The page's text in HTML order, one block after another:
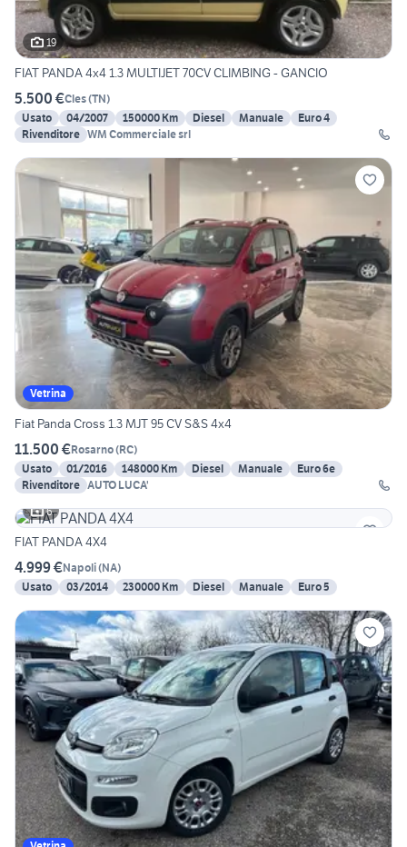
19
FIAT PANDA 4x4 1.3 MULTIJET 70CV CLIMBING - GANCIO
5.500 €Cles(TN)
Usato
04/2007 150000 Km Diesel Manuale
Euro 4
Rivenditore WM Commerciale srl
Vetrina
Fiat Panda Cross 1.3 MJT 95 CV S&S 4x4
11.500 €Rosarno(RC)
Usato
01/2016 148000 Km Diesel Manuale
Euro 6e
Rivenditore AUTO LUCA'
6
FIAT PANDA 4X4
4.999 €Napoli(NA)
Usato
03/2014 230000 Km Diesel Manuale Euro 5